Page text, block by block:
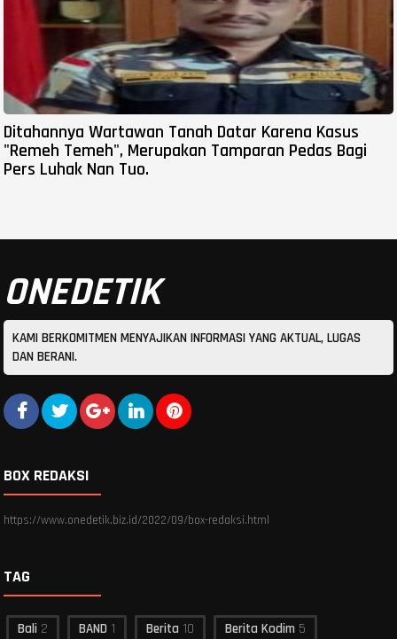
Ditahannya Wartawan Tanah Datar Karena Kasus
"Remeh Temeh", Merupakan Tamparan Pedas Bagi
Pers Luhak Nan Tuo.
ONEDETIK
KAMI BERKOMITMEN MENYAJIKAN INFORMASI YANG AKTUAL, LUGAS
DAN BERANI.
BOX REDAKSI
https://www.onedetik.biz.id/2022/09/box-redaksi.html
TAG
Bali 2 BAND 1 Berita 10 Berita Kodim 5